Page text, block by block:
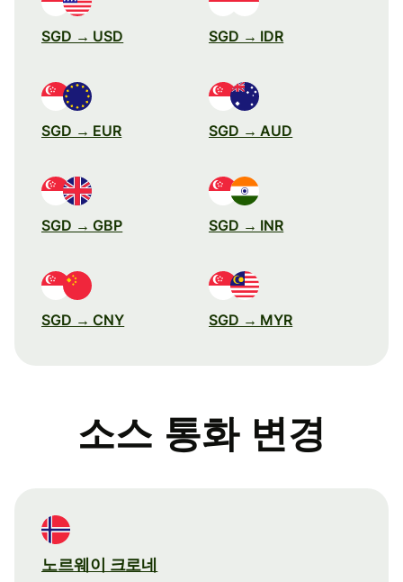
SGD → USD SGD → IDR
SGD → EUR SGD → AUD
SGD → GBP SGD → INR
SGD → CNY SGD → MYR
소스 통화 변경
노르웨이 크로네